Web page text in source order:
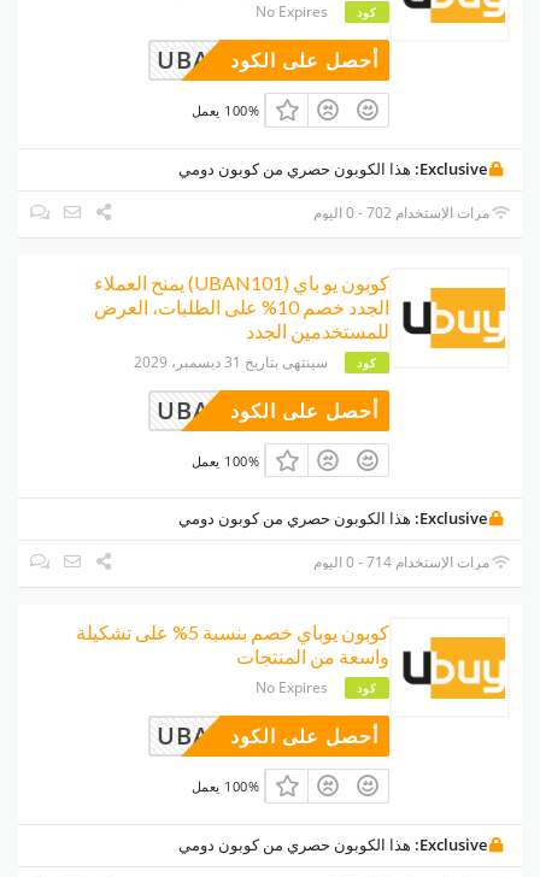
كود No Expires
UBAN101أحصل على الكود
100% يعمل
Exclusive: هذا الكوبون حصري من كوبون دومي
مرات الإستخدام 702 - 0 اليوم
كوبون يو باي (UBAN101) يمنح العملاء
الجدد خصم 10% على الطلبات، العرض
للمستخدمين الجدد
كود سينتهى بتاريخ 31 ديسمبر، 2029
UBAN101أحصل على الكود
100% يعمل
Exclusive: هذا الكوبون حصري من كوبون دومي
مرات الإستخدام 714 - 0 اليوم
كوبون يوباي خصم بنسبة 5% على تشكيلة
واسعة من المنتجات
كود No Expires
UBAR100أحصل على الكود
100% يعمل
Exclusive: هذا الكوبون حصري من كوبون دومي